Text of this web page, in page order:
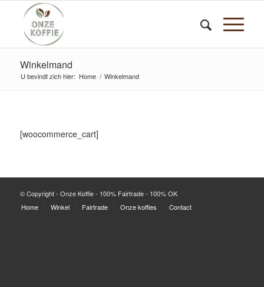
Winkelmand
U bevindt zich hier: Home / Winkelmand
[woocommerce_cart]
© Copyright - Onze Koffie - 100% Fairtrade - 100% OK
Home
Winkel Fairtrade Onze koffies Contact